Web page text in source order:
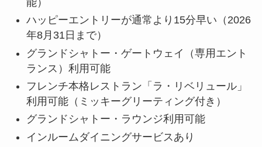
ハッピーエントリーが通常より15分早い（2026
年8月31日まで）
グランドシャトー・ゲートウェイ（専用エント
ランス）利用可能
フレンチ本格レストラン「ラ・リベリュール」
利用可能（ミッキーグリーティング付き）
グランドシャトー・ラウンジ利用可能
インルームダイニングサービスあり